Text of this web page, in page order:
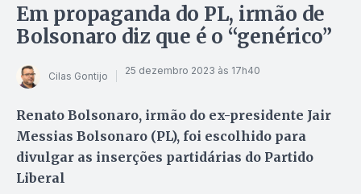
Em propaganda do PL, irmão de
Bolsonaro diz que é o “genérico”
Cilas Gontijo 25 dezembro 2023 às 17h40
Renato Bolsonaro, irmão do ex-presidente Jair
Messias Bolsonaro (PL), foi escolhido para
divulgar as inserções partidárias do Partido
Liberal